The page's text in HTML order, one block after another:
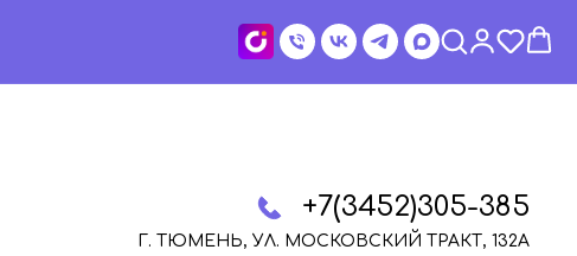
+7(3452)305-385
Г. ТЮМЕНЬ, УЛ. МОСКОВСКИЙ ТРАКТ, 132А